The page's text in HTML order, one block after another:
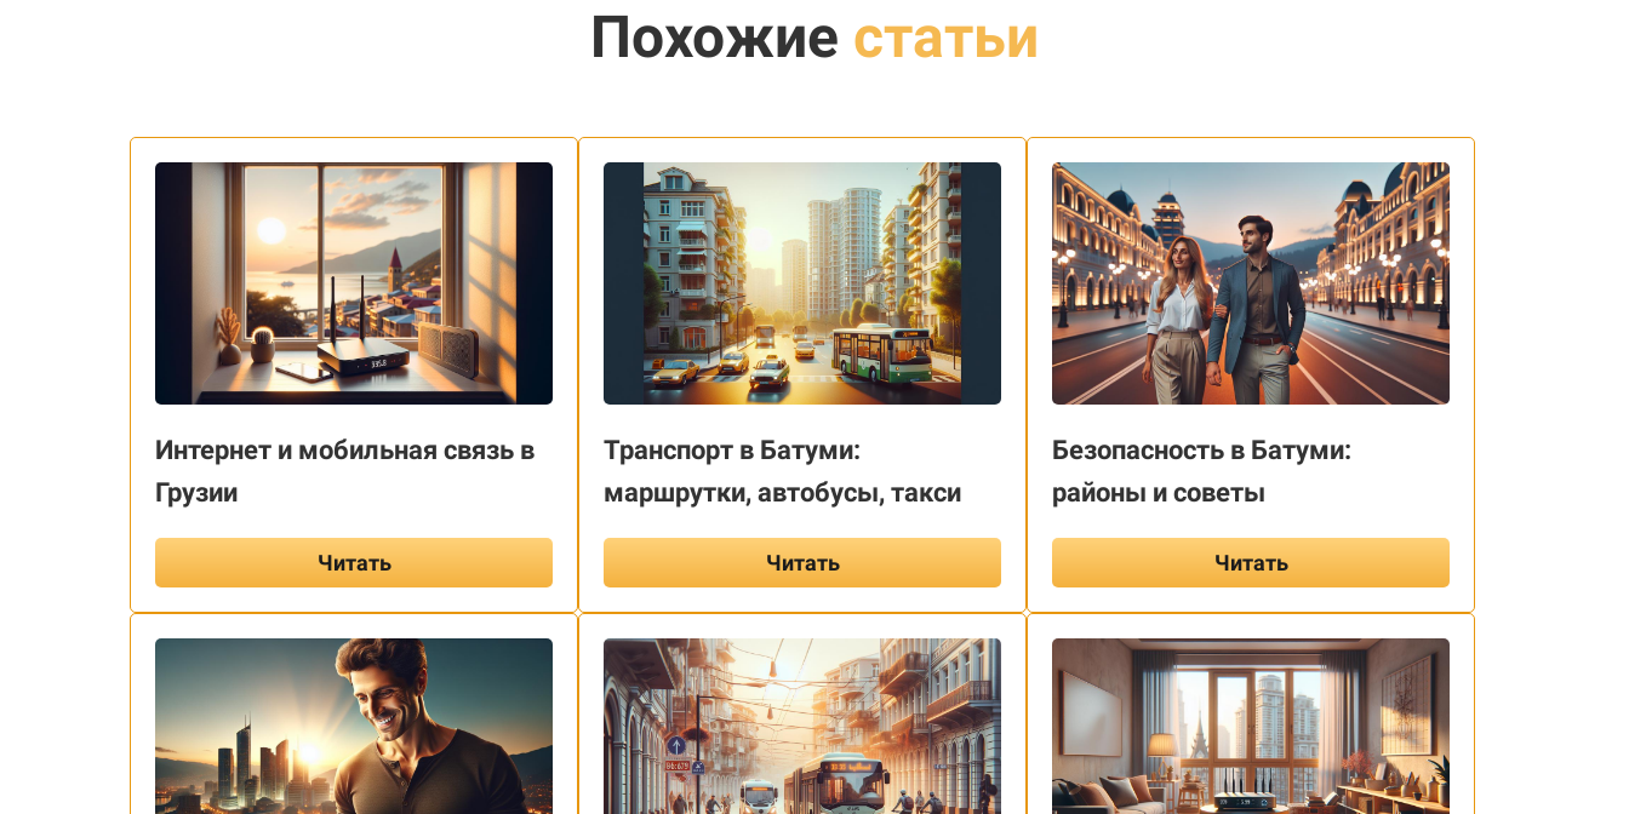
Похожие статьи
Интернет и мобильная связь в
Грузии
Читать
Транспорт в Батуми:
маршрутки, автобусы, такси
Читать
Безопасность в Батуми:
районы и советы
Читать